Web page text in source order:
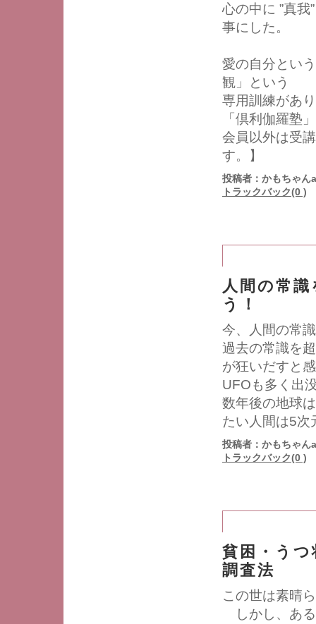
心の中に ”真
事にした。
愛の自分とい
観」という
専用訓練があ
「倶利伽羅塾
会員以外は受
す。】
投稿者：かもちゃ
トラックバック(0 )
人間の常
う！
今、人間の常
過去の常識を
が狂いだすと
UFOも多く出
数年後の地球
たい人間は5次
投稿者：かもちゃ
トラックバック(0 )
貧困・う
調査法
この世は素晴
しかし、あ